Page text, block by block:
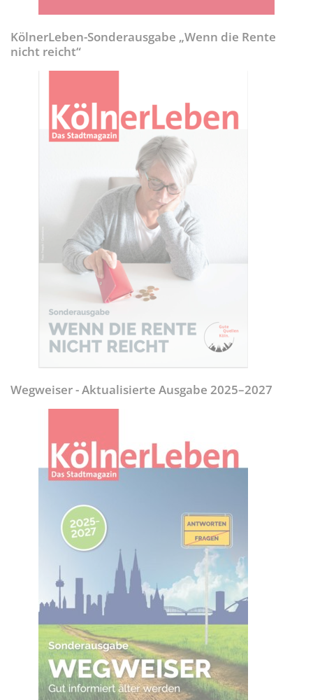
KölnerLeben-Sonderausgabe „Wenn die Rente
nicht reicht“
Wegweiser - Aktualisierte Ausgabe 2025–2027